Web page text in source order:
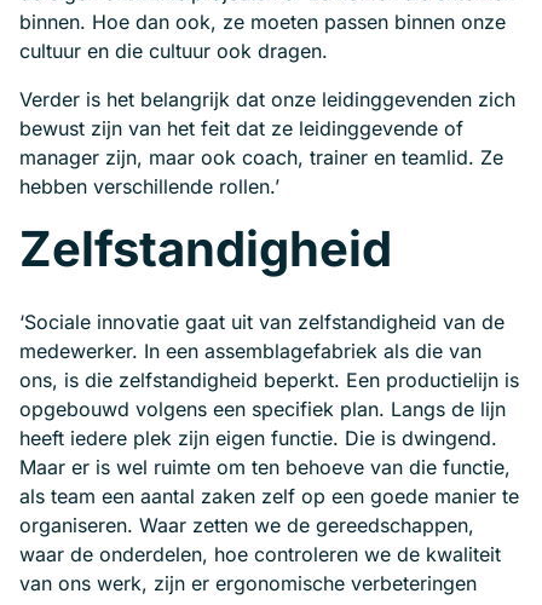
binnen. Hoe dan ook, ze moeten passen binnen onze
cultuur en die cultuur ook dragen.
Verder is het belangrijk dat onze leidinggevenden zich
bewust zijn van het feit dat ze leidinggevende of
manager zijn, maar ook coach, trainer en teamlid. Ze
hebben verschillende rollen.’
Zelfstandigheid
‘Sociale innovatie gaat uit van zelfstandigheid van de
medewerker. In een assemblagefabriek als die van
ons, is die zelfstandigheid beperkt. Een productielijn is
opgebouwd volgens een specifiek plan. Langs de lijn
heeft iedere plek zijn eigen functie. Die is dwingend.
Maar er is wel ruimte om ten behoeve van die functie,
als team een aantal zaken zelf op een goede manier te
organiseren. Waar zetten we de gereedschappen,
waar de onderdelen, hoe controleren we de kwaliteit
van ons werk, zijn er ergonomische verbeteringen